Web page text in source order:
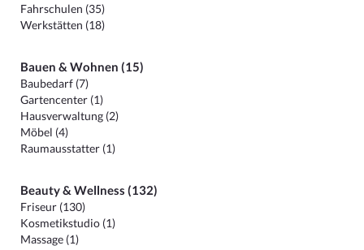
Fahrschulen (35)
Werkstätten (18)
Bauen & Wohnen (15)
Baubedarf (7)
Gartencenter (1)
Hausverwaltung (2)
Möbel (4)
Raumausstatter (1)
Beauty & Wellness (132)
Friseur (130)
Kosmetikstudio (1)
Massage (1)